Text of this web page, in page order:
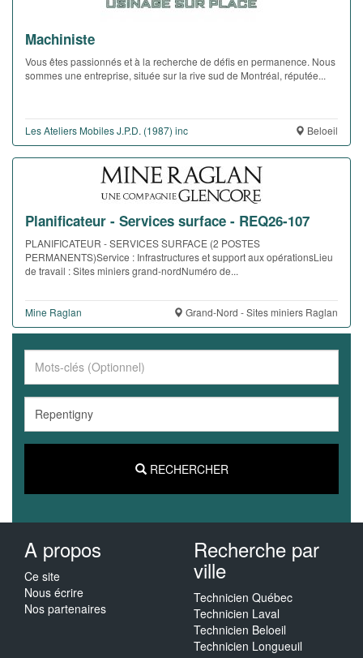
Machiniste
Vous êtes passionnés et à la recherche de défis en permanence. Nous
sommes une entreprise, située sur la rive sud de Montréal, réputée...
Les Ateliers Mobiles J.P.D. (1987) inc Beloeil
Planificateur - Services surface - REQ26-107
PLANIFICATEUR - SERVICES SURFACE (2 POSTES
PERMANENTS)Service : Infrastructures et support aux opérationsLieu
de travail : Sites miniers grand-nordNuméro de...
Mine Raglan Grand-Nord - Sites miniers Raglan
RECHERCHER
A propos
Ce site
Nous écrire
Nos partenaires
Recherche par
ville
Technicien Québec
Technicien Laval
Technicien Beloeil
Technicien Longueuil